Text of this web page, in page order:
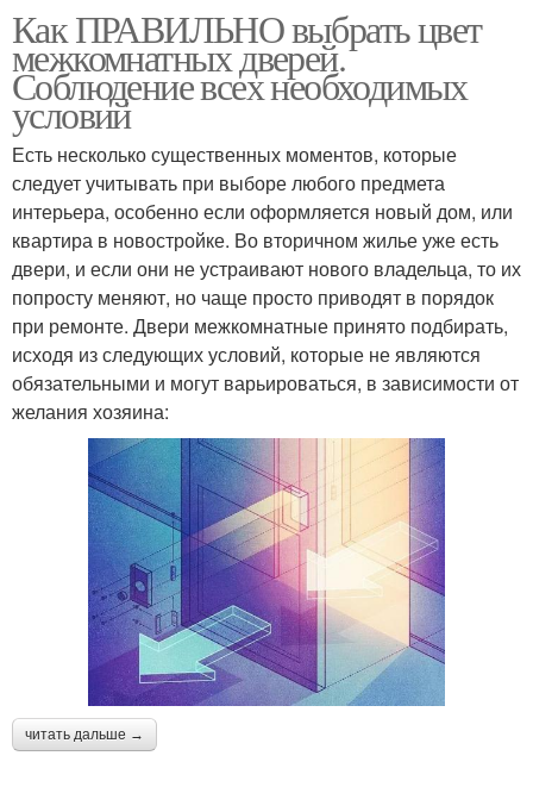
Как ПРАВИЛЬНО выбрать цвет
межкомнатных дверей.
Соблюдение всех необходимых
условий
Есть несколько существенных моментов, которые
следует учитывать при выборе любого предмета
интерьера, особенно если оформляется новый дом, или
квартира в новостройке. Во вторичном жилье уже есть
двери, и если они не устраивают нового владельца, то их
попросту меняют, но чаще просто приводят в порядок
при ремонте. Двери межкомнатные принято подбирать,
исходя из следующих условий, которые не являются
обязательными и могут варьироваться, в зависимости от
желания хозяина:
читать дальше →